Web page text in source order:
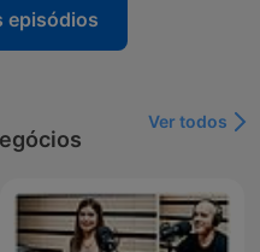
episódios
Ver todos